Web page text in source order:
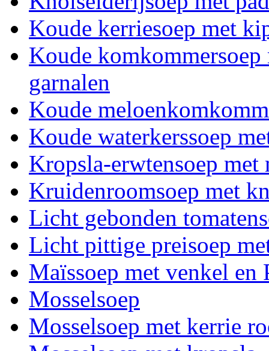
Koude kerriesoep met
Koude komkommersoep
garnalen
Koude
Koude waterkerssoep
Kropsla-erwtensoep
Kruidenroomsoep met
Licht gebonden
Licht pittige preisoep
Maïssoep met venkel en
Mosselsoep
Mosselsoep met kerrie